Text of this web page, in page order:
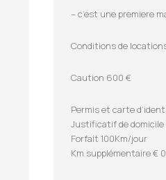
– c’est une premiere
Conditions de
Caution 600 €
Permis et carte
Justificatif de domicile
Forfait 100Km/jour
Km supplémentaire €